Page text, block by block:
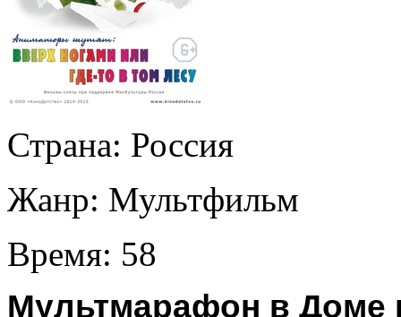
Страна: Россия
Жанр: Мультфильм
Время: 58
Мультмарафон в Доме